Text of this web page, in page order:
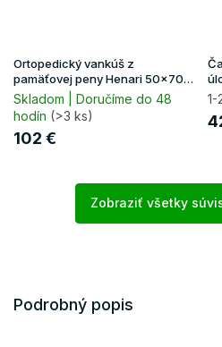
Ortopedický vankúš z
pamäťovej peny Henari 50x70
(2ks) 1+1
Skladom | Doručíme do 48
hodín (>3 ks)
102 €
1-
Zobraziť všetky
Podrobný popis